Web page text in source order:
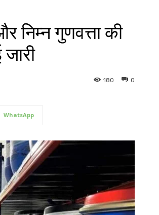
निम्न गुणवत्ता की
0
180
WhatsApp